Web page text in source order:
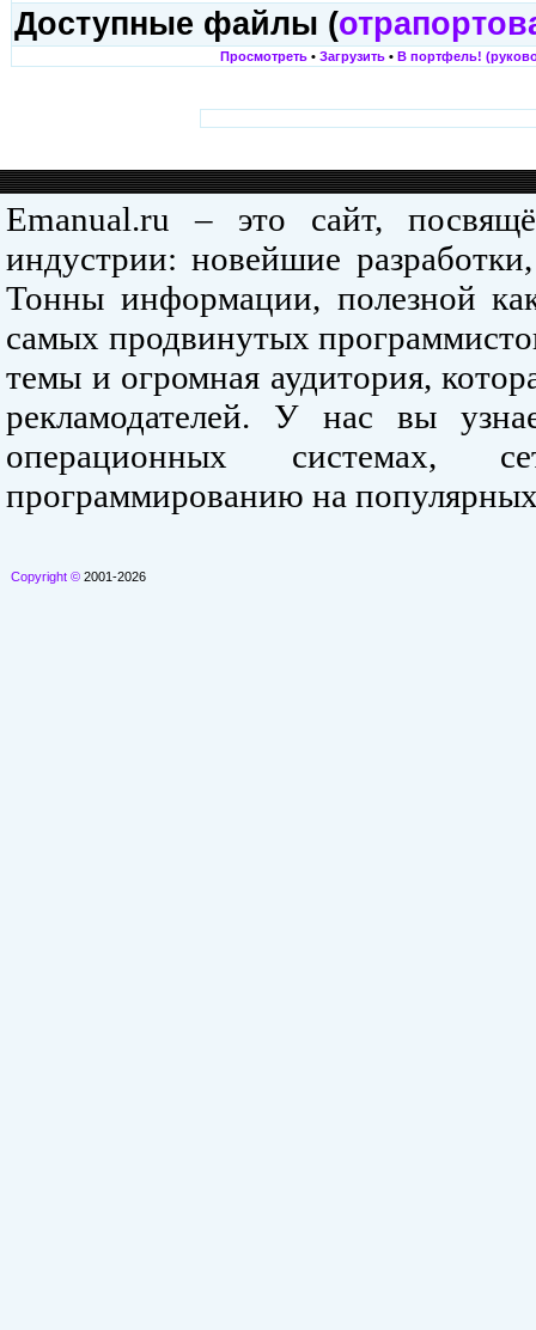
Доступные файлы (
Просмотреть • Загрузить • В портфель!
Emanual.ru – это сайт,
индустрии: новейшие
Тонны информации, полезной
самых продвинутых
темы и огромная аудитория,
рекламодателей. У нас вы
операционных системах,
программированию на
Copyright © 2001-2026